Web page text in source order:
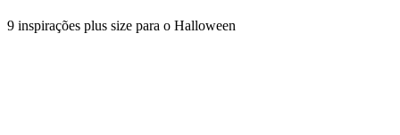
9 inspirações plus size para o Halloween